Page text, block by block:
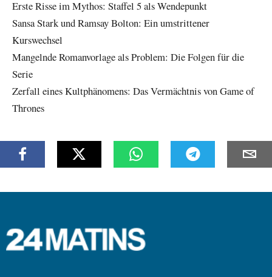
Erste Risse im Mythos: Staffel 5 als Wendepunkt
Sansa Stark und Ramsay Bolton: Ein umstrittener
Kurswechsel
Mangelnde Romanvorlage als Problem: Die Folgen für die
Serie
Zerfall eines Kultphänomens: Das Vermächtnis von Game of
Thrones